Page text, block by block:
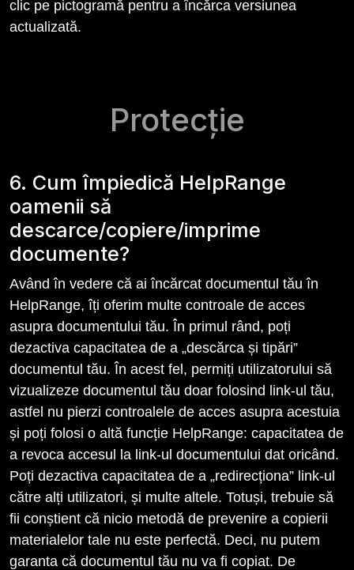
clic pe pictogramă pentru a încărca versiunea
actualizată.
Protecție
6. Cum împiedică HelpRange
oamenii să
descarce/copiere/imprime
documente?
Având în vedere că ai încărcat documentul tău în
HelpRange, îți oferim multe controale de acces
asupra documentului tău. În primul rând, poți
dezactiva capacitatea de a „descărca și tipări”
documentul tău. În acest fel, permiți utilizatorului să
vizualizeze documentul tău doar folosind link-ul tău,
astfel nu pierzi controalele de acces asupra acestuia
și poți folosi o altă funcție HelpRange: capacitatea de
a revoca accesul la link-ul documentului dat oricând.
Poți dezactiva capacitatea de a „redirecționa” link-ul
către alți utilizatori, și multe altele. Totuși, trebuie să
fii conștient că nicio metodă de prevenire a copierii
materialelor tale nu este perfectă. Deci, nu putem
garanta că documentul tău nu va fi copiat. De